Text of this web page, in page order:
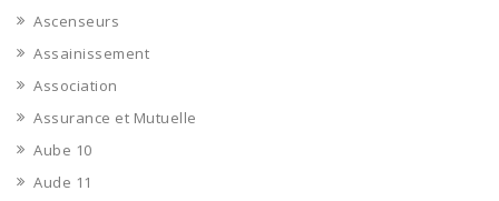
Ascenseurs
Assainissement
Association
Assurance et Mutuelle
Aube 10
Aude 11